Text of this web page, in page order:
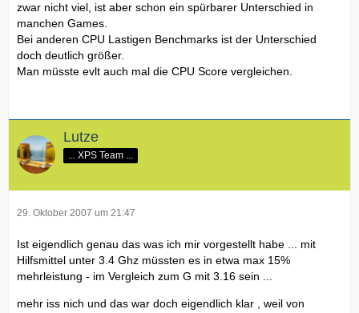
zwar nicht viel, ist aber schon ein spürbarer Unterschied in
manchen Games.
Bei anderen CPU Lastigen Benchmarks ist der Unterschied
doch deutlich größer.
Man müsste evlt auch mal die CPU Score vergleichen.
Lutze
... XPS Team ...
29. Oktober 2007 um 21:47
Ist eigendlich genau das was ich mir vorgestellt habe ... mit
Hilfsmittel unter 3.4 Ghz müssten es in etwa max 15%
mehrleistung - im Vergleich zum G mit 3.16 sein ...
mehr iss nich und das war doch eigendlich klar , weil von